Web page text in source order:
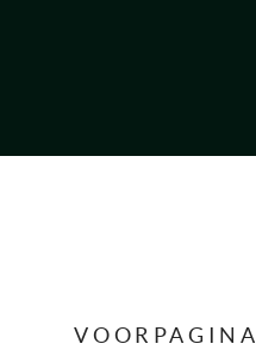
VOORPAGINA